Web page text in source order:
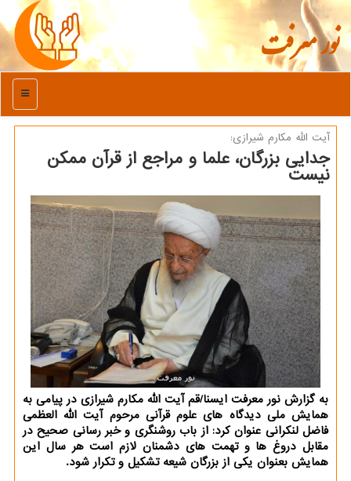
نور معرفت
منو
آیت الله مكارم شیرازی:
جدایی بزرگان، علما و مراجع از قرآن ممكن
نیست
به گزارش نور معرفت ایسنا/قم آیت الله مكارم شیرازی در پیامی به
همایش ملی دیدگاه های علوم قرآنی مرحوم آیت الله العظمی
فاضل لنكرانی عنوان كرد: از باب روشنگری و خبر رسانی صحیح در
مقابل دروغ ها و تهمت های دشمنان لازم است هر سال این
همایش بعنوان یكی از بزرگان شیعه تشكیل و تكرار شود.